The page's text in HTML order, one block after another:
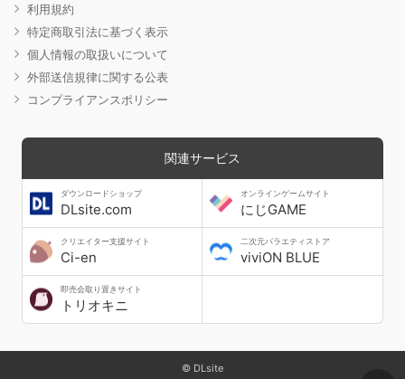
利用規約
特定商取引法に基づく表示
個人情報の取扱いについて
外部送信規律に関する公表
コンプライアンスポリシー
関連サービス
ダウンロードショップ
DLsite.com
オンラインゲームサイト
にじGAME
クリエイター支援サイト
Ci-en
二次元バラエティストア
viviON BLUE
即売会取り置きサイト
トリオキニ
© DLsite